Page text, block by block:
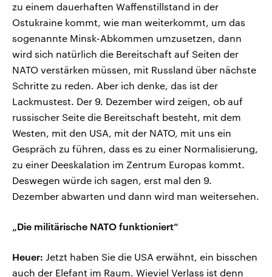
zu einem dauerhaften Waffenstillstand in der
Ostukraine kommt, wie man weiterkommt, um das
sogenannte Minsk-Abkommen umzusetzen, dann
wird sich natürlich die Bereitschaft auf Seiten der
NATO verstärken müssen, mit Russland über nächste
Schritte zu reden. Aber ich denke, das ist der
Lackmustest. Der 9. Dezember wird zeigen, ob auf
russischer Seite die Bereitschaft besteht, mit dem
Westen, mit den USA, mit der NATO, mit uns ein
Gespräch zu führen, dass es zu einer Normalisierung,
zu einer Deeskalation im Zentrum Europas kommt.
Deswegen würde ich sagen, erst mal den 9.
Dezember abwarten und dann wird man weitersehen.
„Die militärische NATO funktioniert“
Heuer: Jetzt haben Sie die USA erwähnt, ein bisschen
auch der Elefant im Raum. Wieviel Verlass ist denn